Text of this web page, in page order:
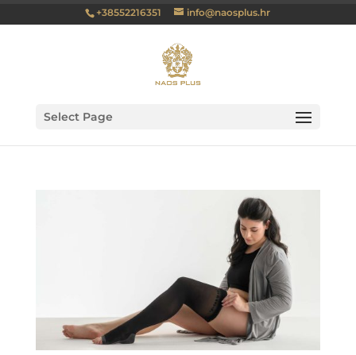
+38552216351 info@naosplus.hr
Select Page